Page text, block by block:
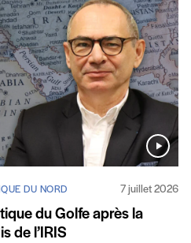
DU NORD 7 juillet 2026
du Golfe après la
de l’IRIS